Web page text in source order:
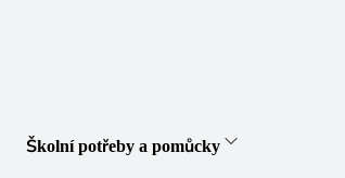
Školní potřeby a pomůcky